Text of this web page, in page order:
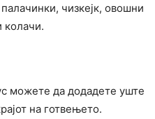
чизкејк, овошни
колачи.
можете да додадете уште
на готвењето.